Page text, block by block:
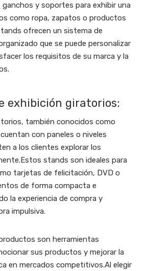
y soportes para exhibir una
como ropa, zapatos o productos
ofrecen un sistema de
que se puede personalizar
los requisitos de su marca y la
exhibición giratorios:
también conocidos como
con paneles o niveles
a los clientes explorar los
stands son ideales para
tarjetas de felicitación, DVD o
de forma compacta e
la experiencia de compra y
impulsiva.
son herramientas
sus productos y mejorar la
en mercados competitivos.Al elegir